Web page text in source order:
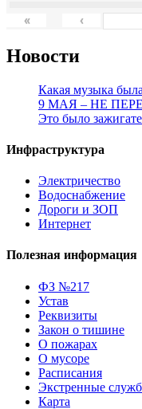
« ‹
Новости
Какая музыка
9 МАЯ – НЕ
Это было
Инфраструктура
Электричество
Водоснабжение
Дороги и ЗОП
Интернет
Полезная информация
ФЗ №217
Устав
Реквизиты
Закон о тишине
О пожарах
О мусоре
Расписания
Экстренные
Карта